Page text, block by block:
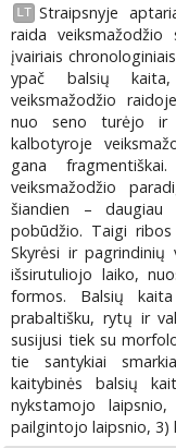
LT Straipsnyje
raida
įvairiais
ypač balsių
veiksmažodžio
nuo seno turėjo ir
kalbotyroje
gana
veiksmažodžio
šiandien – daugiau
pobūdžio. Taigi
Skyrėsi ir pagrindinių
išsirutuliojo laiko,
formos. Balsių kaita
prabaltišku, rytų ir
susijusi tiek su
tie santykiai
kaitybinės balsių
nykstamojo
pailgintojo laipsnio, 3)